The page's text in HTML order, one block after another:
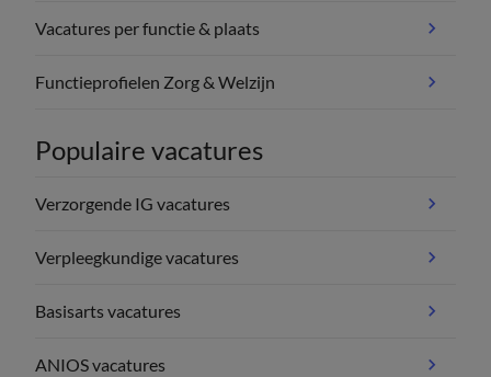
Vacatures per functie & plaats
Functieprofielen Zorg & Welzijn
Populaire vacatures
Verzorgende IG vacatures
Verpleegkundige vacatures
Basisarts vacatures
ANIOS vacatures